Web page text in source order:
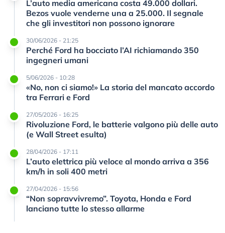
L’auto media americana costa 49.000 dollari.
Bezos vuole venderne una a 25.000. Il segnale
che gli investitori non possono ignorare
30/06/2026 - 21:25
Perché Ford ha bocciato l’AI richiamando 350
ingegneri umani
5/06/2026 - 10:28
«No, non ci siamo!» La storia del mancato accordo
tra Ferrari e Ford
27/05/2026 - 16:25
Rivoluzione Ford, le batterie valgono più delle auto
(e Wall Street esulta)
28/04/2026 - 17:11
L’auto elettrica più veloce al mondo arriva a 356
km/h in soli 400 metri
27/04/2026 - 15:56
“Non sopravvivremo”. Toyota, Honda e Ford
lanciano tutte lo stesso allarme